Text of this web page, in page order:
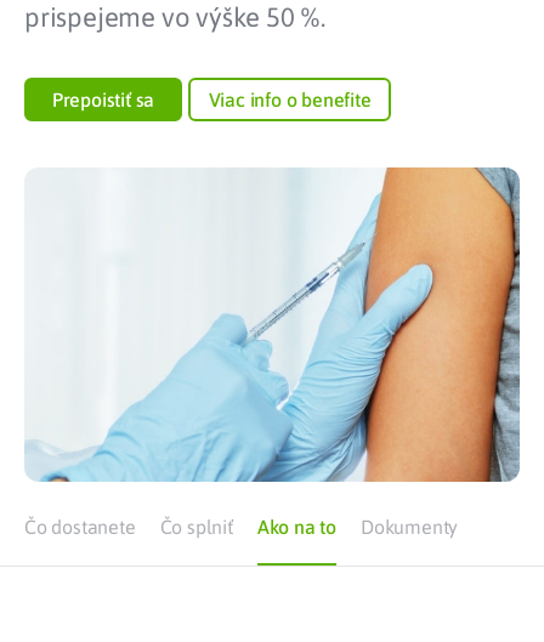
prispejeme vo výške 50 %.
Prepoistiť sa Viac info o benefite
Čo dostanete Čo splniť Ako na to Dokumenty